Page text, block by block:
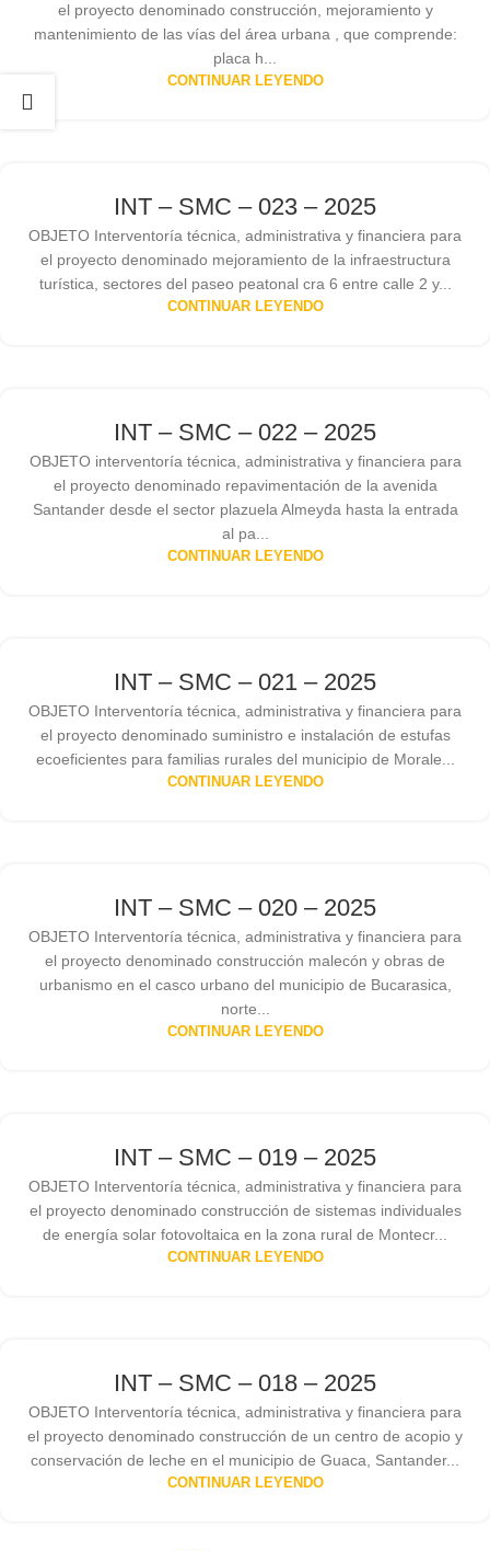
el proyecto denominado construcción, mejoramiento y
mantenimiento de las vías del área urbana , que comprende:
placa h...
CONTINUAR LEYENDO
INT – SMC – 023 – 2025
OBJETO Interventoría técnica, administrativa y financiera para
el proyecto denominado mejoramiento de la infraestructura
turística, sectores del paseo peatonal cra 6 entre calle 2 y...
CONTINUAR LEYENDO
INT – SMC – 022 – 2025
OBJETO interventoría técnica, administrativa y financiera para
el proyecto denominado repavimentación de la avenida
Santander desde el sector plazuela Almeyda hasta la entrada
al pa...
CONTINUAR LEYENDO
INT – SMC – 021 – 2025
OBJETO Interventoría técnica, administrativa y financiera para
el proyecto denominado suministro e instalación de estufas
ecoeficientes para familias rurales del municipio de Morale...
CONTINUAR LEYENDO
INT – SMC – 020 – 2025
OBJETO Interventoría técnica, administrativa y financiera para
el proyecto denominado construcción malecón y obras de
urbanismo en el casco urbano del municipio de Bucarasica,
norte...
CONTINUAR LEYENDO
INT – SMC – 019 – 2025
OBJETO Interventoría técnica, administrativa y financiera para
el proyecto denominado construcción de sistemas individuales
de energía solar fotovoltaica en la zona rural de Montecr...
CONTINUAR LEYENDO
INT – SMC – 018 – 2025
OBJETO Interventoría técnica, administrativa y financiera para
el proyecto denominado construcción de un centro de acopio y
conservación de leche en el municipio de Guaca, Santander...
CONTINUAR LEYENDO